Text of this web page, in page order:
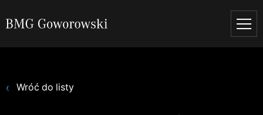
Wróć do listy